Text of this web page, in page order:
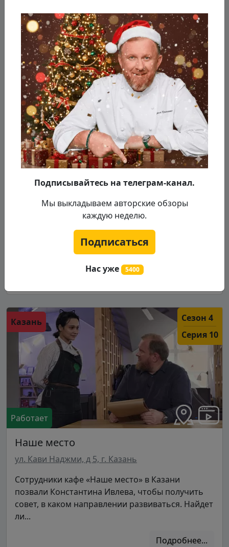
Пермь
Сезон 4
Серия 9
Закрылось
В гости
заведение Перми – кафе «В гости». Здесь меню
не соответствует интерьеру, а владелица кафе
Казань
Сезон 4
Серия 10
Работает
Наше место
ул. Кави Наджми, д 5, г. Казань
Сотрудники кафе «Наше место» в Казани
позвали Константина Ивлева, чтобы получить
совет, в каком направлении развиваться. Найдет
ли...
Подробнее...
Подписывайтесь на телеграм-канал.
Мы выкладываем авторские обзоры
каждую неделю.
Подписаться
Нас уже 5400